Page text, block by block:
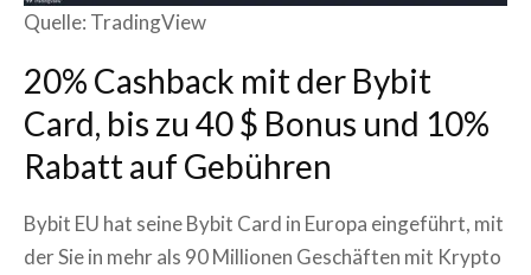
Quelle: TradingView
20% Cashback mit der Bybit
Card, bis zu 40 $ Bonus und 10%
Rabatt auf Gebühren
Bybit EU hat seine Bybit Card in Europa eingeführt, mit
der Sie in mehr als 90 Millionen Geschäften mit Krypto